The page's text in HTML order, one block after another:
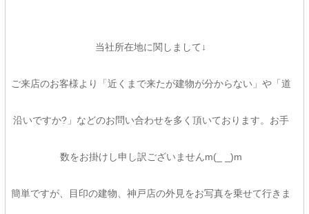
当社所在地に関しまして↓
ご来店のお客様より「近くまで来たが建物が分からない」や「道
沿いですか?」などのお問い合わせを多く頂いております。お手
数をお掛けし申し訳ございませんm(_ _)m
簡単ですが、目印の建物、神戸店の外見をお写真を乗せて行きま